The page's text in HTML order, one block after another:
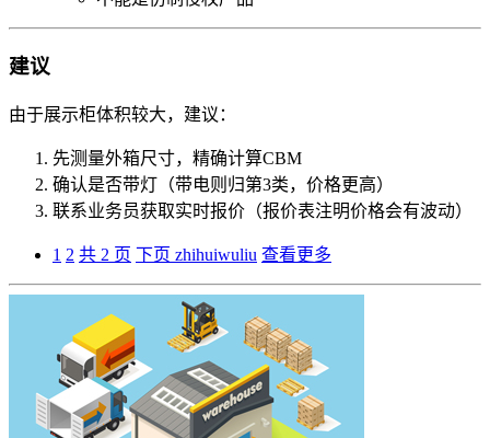
建议
由于展示柜体积较大，建议：
先测量外箱尺寸，精确计算CBM
确认是否带灯（带电则归第3类，价格更高）
联系业务员获取实时报价（报价表注明价格会有波动）
1 2 共 2 页 下页 zhihuiwuliu 查看更多